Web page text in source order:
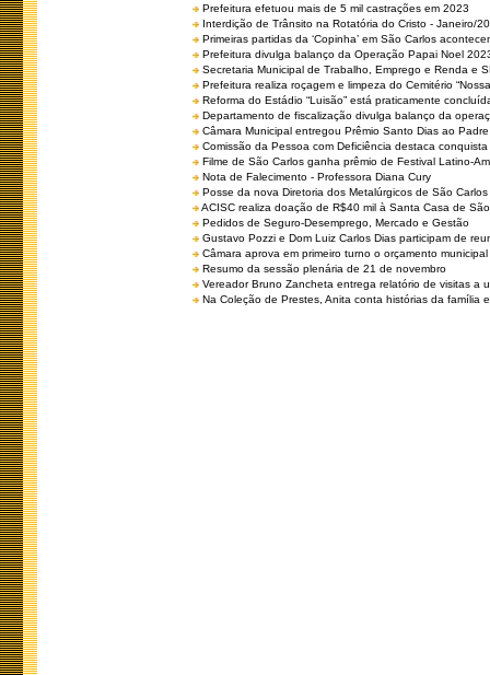
Prefeitura efetuou mais de 5 mil castrações em 2023
Interdição de Trânsito na Rotatória do Cristo - Janeiro/
Primeiras partidas da ‘Copinha’ em São Carlos
Prefeitura divulga balanço da Operação Papai Noel
Secretaria Municipal de Trabalho, Emprego e Renda e
Prefeitura realiza roçagem e limpeza do Cemitério
Reforma do Estádio “Luisão” está praticamente
Departamento de fiscalização divulga balanço da
Câmara Municipal entregou Prêmio Santo Dias ao
Comissão da Pessoa com Deficiência destaca
Filme de São Carlos ganha prêmio de Festival Latino-
Nota de Falecimento - Professora Diana Cury
Posse da nova Diretoria dos Metalúrgicos de São
ACISC realiza doação de R$40 mil à Santa Casa de
Pedidos de Seguro-Desemprego, Mercado e Gestão
Gustavo Pozzi e Dom Luiz Carlos Dias participam de
Câmara aprova em primeiro turno o orçamento
Resumo da sessão plenária de 21 de novembro
Vereador Bruno Zancheta entrega relatório de visitas a
Na Coleção de Prestes, Anita conta histórias da família